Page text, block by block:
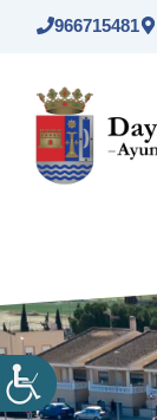
Saltar
966715481